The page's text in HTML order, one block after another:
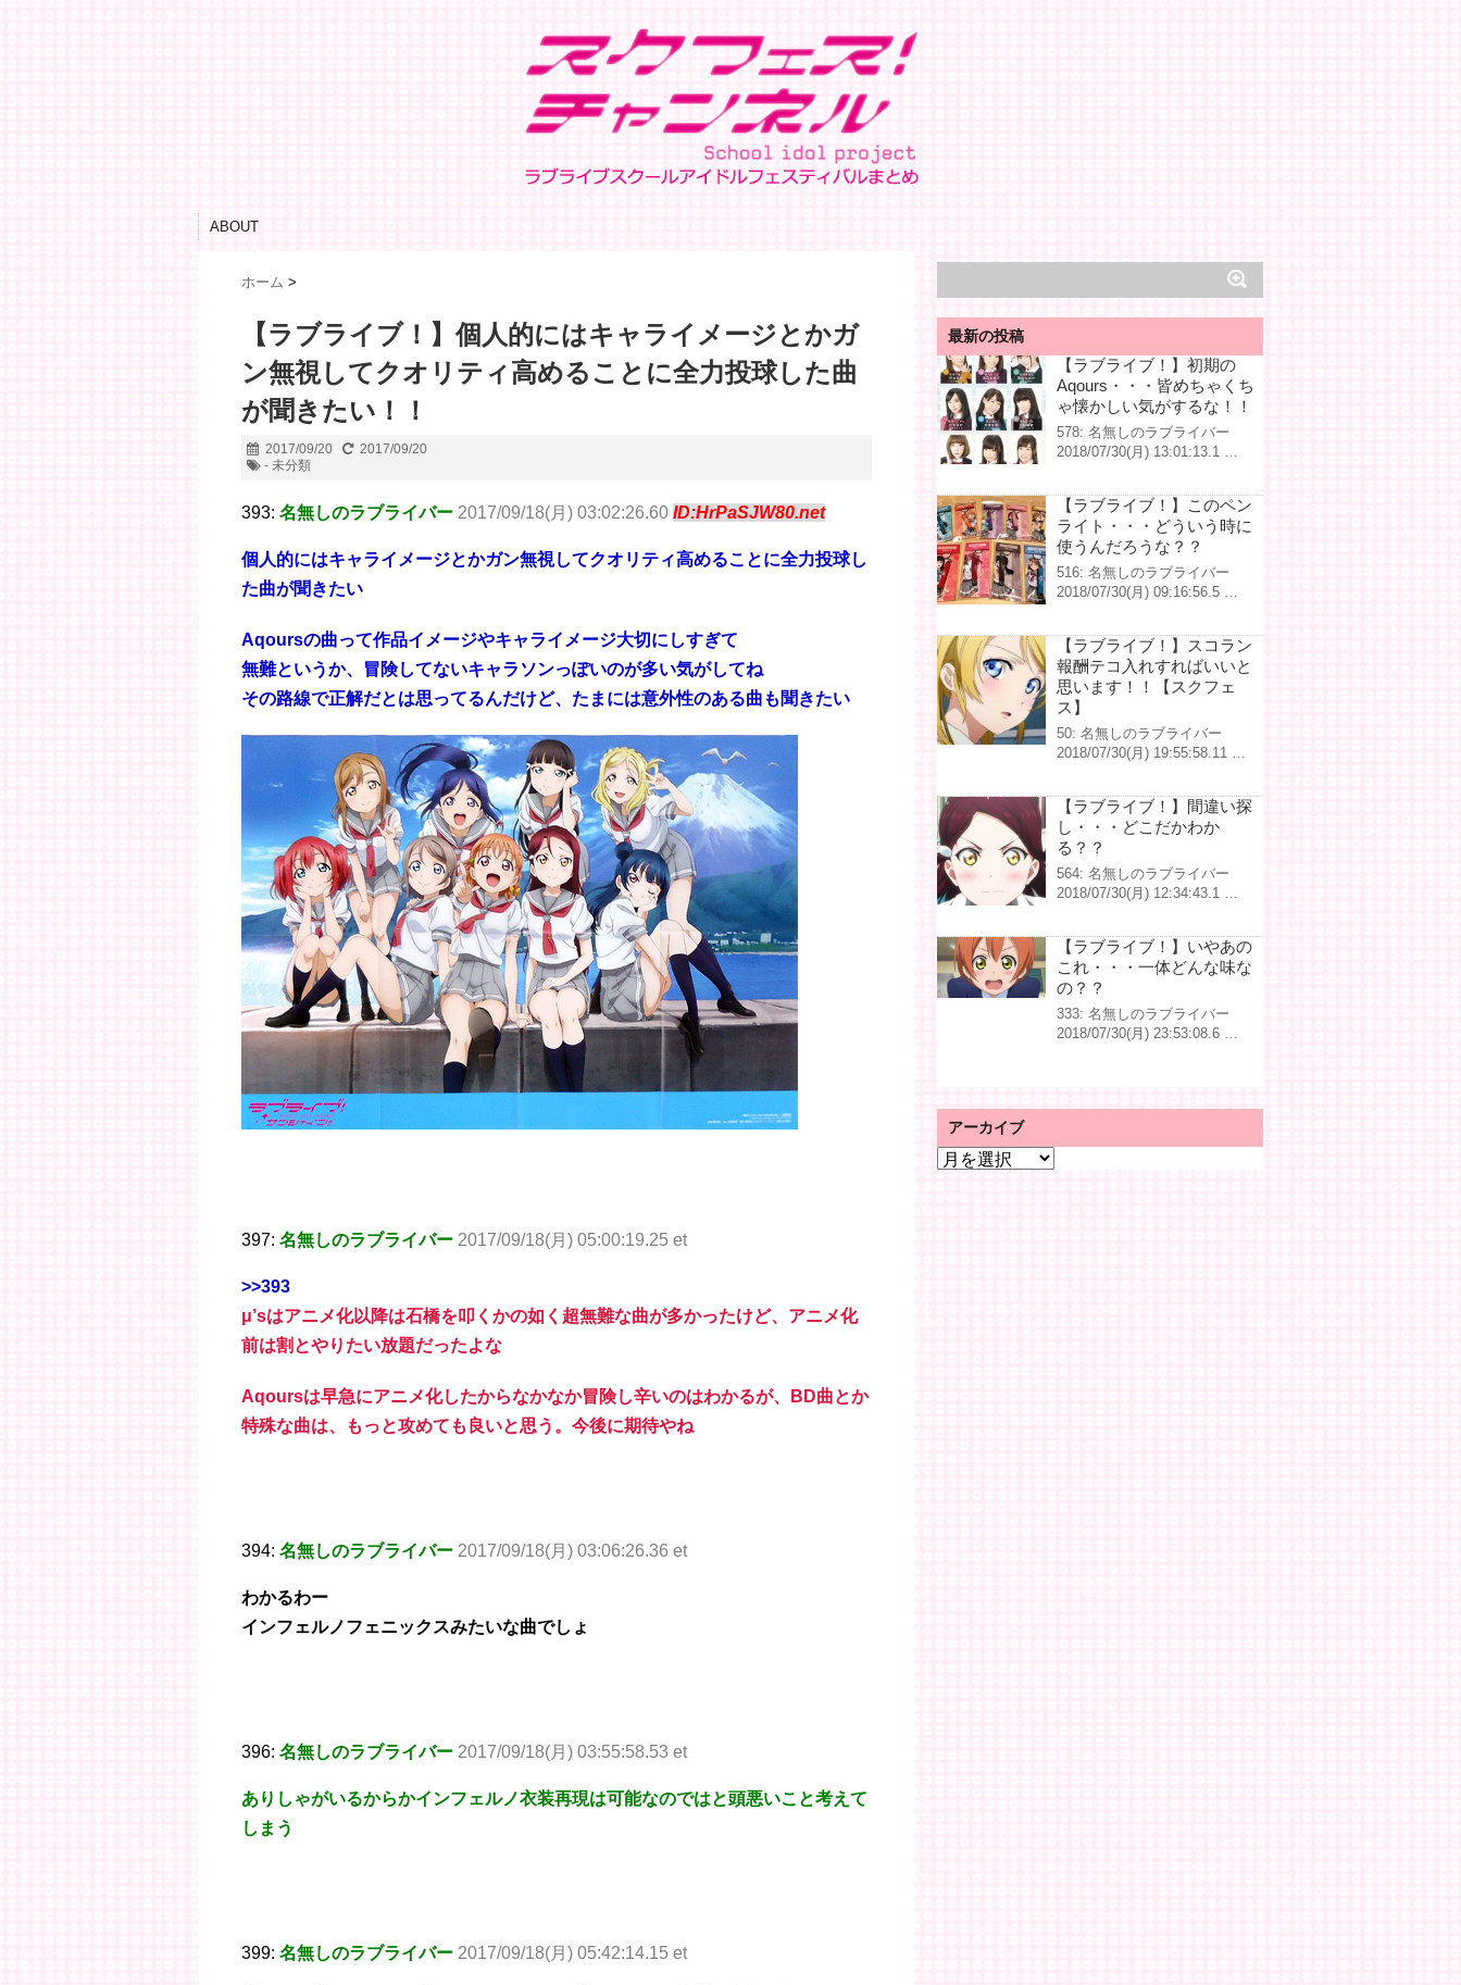
ABOUT
ホーム >
【ラブライブ！】個人的にはキャライメージとかガ
ン無視してクオリティ高めることに全力投球した曲
が聞きたい！！
2017/09/20
2017/09/20
- 未分類
393: 名無しのラブライバー 2017/09/18(月) 03:02:26.60 ID:HrPaSJW80.net
個人的にはキャライメージとかガン無視してクオリティ高めることに全力投球し
た曲が聞きたい
Aqoursの曲って作品イメージやキャライメージ大切にしすぎて
無難というか、冒険してないキャラソンっぽいのが多い気がしてね
その路線で正解だとは思ってるんだけど、たまには意外性のある曲も聞きたい
397: 名無しのラブライバー 2017/09/18(月) 05:00:19.25 et
>>393
μ’sはアニメ化以降は石橋を叩くかの如く超無難な曲が多かったけど、アニメ化
前は割とやりたい放題だったよな
Aqoursは早急にアニメ化したからなかなか冒険し辛いのはわかるが、BD曲とか
特殊な曲は、もっと攻めても良いと思う。今後に期待やね
394: 名無しのラブライバー 2017/09/18(月) 03:06:26.36 et
わかるわー
インフェルノフェニックスみたいな曲でしょ
396: 名無しのラブライバー 2017/09/18(月) 03:55:58.53 et
ありしゃがいるからかインフェルノ衣装再現は可能なのではと頭悪いこと考えて
しまう
399: 名無しのラブライバー 2017/09/18(月) 05:42:14.15 et
最新の投稿
【ラブライブ！】初期の
Aqours・・・皆めちゃくち
ゃ懐かしい気がするな！！
578: 名無しのラブライバー
2018/07/30(月) 13:01:13.1 …
【ラブライブ！】このペン
ライト・・・どういう時に
使うんだろうな？？
516: 名無しのラブライバー
2018/07/30(月) 09:16:56.5 …
【ラブライブ！】スコラン
報酬テコ入れすればいいと
思います！！【スクフェ
ス】
50: 名無しのラブライバー
2018/07/30(月) 19:55:58.11 …
【ラブライブ！】間違い探
し・・・どこだかわか
る？？
564: 名無しのラブライバー
2018/07/30(月) 12:34:43.1 …
【ラブライブ！】いやあの
これ・・・一体どんな味な
の？？
333: 名無しのラブライバー
2018/07/30(月) 23:53:08.6 …
アーカイブ
ア